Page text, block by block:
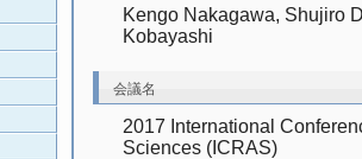
Kengo Nakagawa, Shujiro
Kobayashi
会議名
2017 International
Sciences (ICRAS)